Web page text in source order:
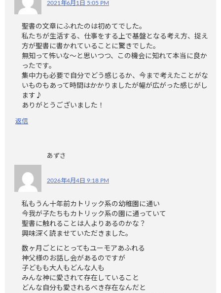
2021年6月1日 5:05 PM
聖書の文章にふれたのは初めてでした。
私たちが生活する、仕事をする上で基盤となる考え方、捉え
方が聖書に書かれていることに驚きでした。
無知って怖いな〜と思いつつ、この機会に知れて本当に良か
ったです。
集中力も必要で自分でどう感じるか、今まで考えたことがな
いものもあって時間はかかりましたが幅が広がった感じがし
ます♪
ありがとうございました！
返信
あずさ
2026年4月4日 9:18 PM
私もうん十年前カトリック系の幼稚園に通い
今我が子たちもカトリック系の園に通っていて
聖書に触れることは人よりあるのかな？
興味深く読ませていただきました。
数ヶ月ごとにとってもユーモアあふれる
神父様のお話し会があるのですが
子どもも大人もどんな人も
みんな神に愛されて存在していること
どんな自分も愛されるべき存在なんだと